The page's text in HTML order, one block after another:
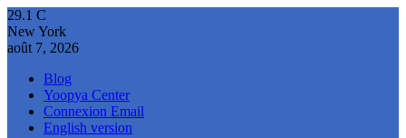
29.1 C
New York
août 7, 2026
Blog
Yoopya Center
Connexion Email
English version